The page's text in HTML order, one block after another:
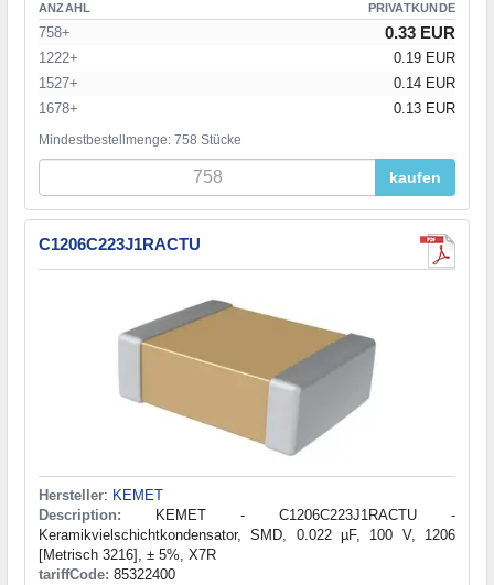
ANZAHL PRIVATKUNDE
758+ 0.33 EUR
1222+
0.19 EUR
1527+
0.14 EUR
1678+
0.13 EUR
Mindestbestellmenge: 758 Stücke
kaufen
C1206C223J1RACTU
Hersteller: KEMET
Description: KEMET - C1206C223J1RACTU -
Keramikvielschichtkondensator, SMD, 0.022 µF, 100 V, 1206
[Metrisch 3216], ± 5%, X7R
tariffCode: 85322400